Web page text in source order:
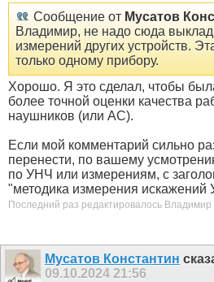
Сообщение от Мусатов
Владимир, не надо сюда
измерений других устройств.
только одному прибору.
Хорошо. Я это сделал, чтобы
более точной оценки качества
наушников (или АС).
Если мой комментарий сильно
перенести, по вашему
по УНЧ или измерениям, с
"методика измерения
Последний раз редактировалось Владимир
Мусатов Константин
09.10.2024 21:56